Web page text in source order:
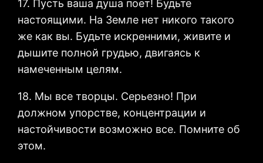
17. Пусть ваша душа поет! Будьте
настоящими. На Земле нет никого такого
же как вы. Будьте искренними, живите и
дышите полной грудью, двигаясь к
намеченным целям.
18. Мы все творцы. Серьезно! При
должном упорстве, концентрации и
настойчивости возможно все. Помните об
этом.